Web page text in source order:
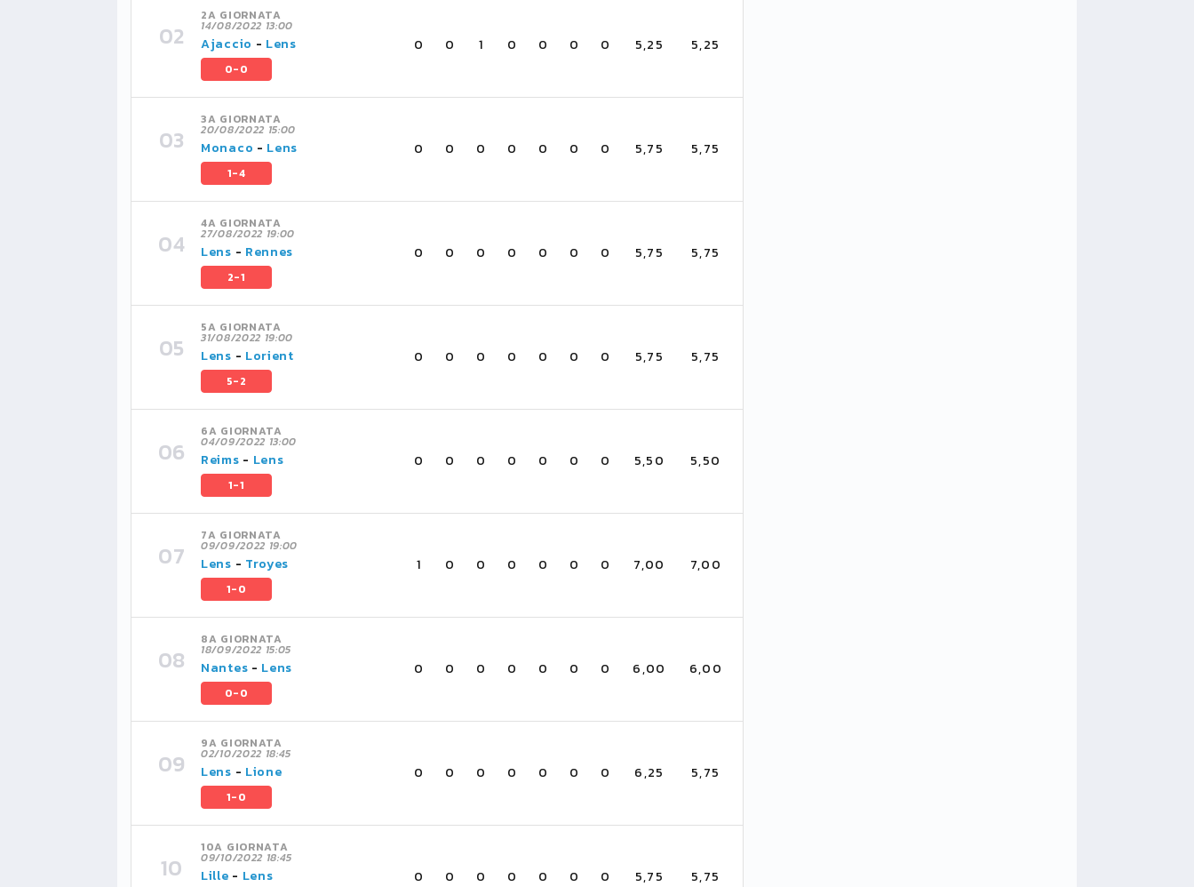
2A GIORNATA
14/08/2022 13:00
Ajaccio - Lens
0-0
0 0 1 0 0 0 0 5,25 5,25
3A GIORNATA
20/08/2022 15:00
Monaco - Lens
1-4
0 0 0 0 0 0 0 5,75 5,75
4A GIORNATA
27/08/2022 19:00
Lens - Rennes
2-1
0 0 0 0 0 0 0 5,75 5,75
5A GIORNATA
31/08/2022 19:00
Lens - Lorient
5-2
0 0 0 0 0 0 0 5,75 5,75
6A GIORNATA
04/09/2022 13:00
Reims - Lens
1-1
0 0 0 0 0 0 0 5,50 5,50
7A GIORNATA
09/09/2022 19:00
Lens - Troyes
1-0
1 0 0 0 0 0 0 7,00 7,00
8A GIORNATA
18/09/2022 15:05
Nantes - Lens
0-0
0 0 0 0 0 0 0 6,00 6,00
9A GIORNATA
02/10/2022 18:45
Lens - Lione
1-0
0 0 0 0 0 0 0 6,25 5,75
10A GIORNATA
09/10/2022 18:45
Lille - Lens 0 0 0 0 0 0 0 5,75 5,75